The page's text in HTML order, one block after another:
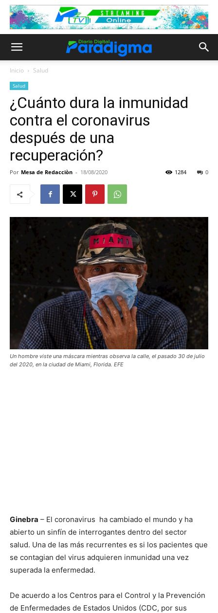
Inicio Salud
Salud
¿Cuánto dura la inmunidad
contra el coronavirus
después de una
recuperación?
Por Mesa de Redacciòn - 18/08/2020 0
1284
Un hombre viste una máscara mientras observa la calle, el pasado 30 de julio
del 2020, en la ciudad de Miami, Florida. EFE
Ginebra – El coronavirus ha cambiado el mundo y ha
abierto un sinfín de interrogantes dentro del sector
salud. Una de las más recurrentes es si los pacientes que
se contagian del virus adquieren inmunidad una vez
superada la enfermedad.
De acuerdo a los Centros para el Control y la Prevención
de Enfermedades de Estados Unidos (CDC, por sus